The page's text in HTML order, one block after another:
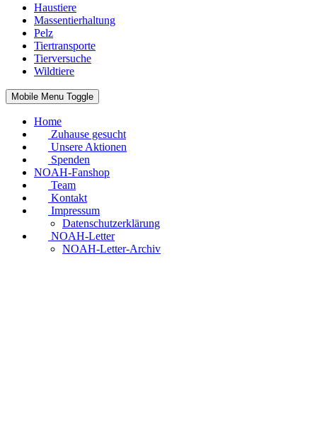
Haustiere
Massentierhaltung
Pelz
Tiertransporte
Tierversuche
Wildtiere
Mobile Menu Toggle
Home
Zuhause gesucht
Unsere Aktionen
Spenden
NOAH-Fanshop
Team
Kontakt
Impressum
Datenschutzerklärung
NOAH-Letter
NOAH-Letter-Archiv